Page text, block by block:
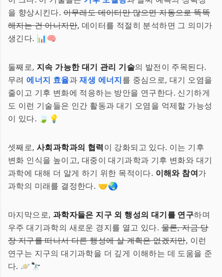
을 향상시킨다.아무래도 데이터만 많으면 자동으로 똑똑
해지는 건 아니지만, 데이터를 적절히 분석하면 그 의미가
생긴다. 📊🧠
둘째로, 지속 가능한 대기 관리 기술의 발전이 주목된다.
무려 에너지 효율과재생 에너지를 중심으로, 대기 오염을
줄이고 기후 변화에 적응하는 방안을 연구한다. 신기하게
도 이런 기술들은 인간 활동과 대기 오염을 억제할 가능성
이 있다. 🍃💡
셋째로, 사회과학과의 협력이 강화되고 있다. 이는 기후
변화 인식을 높이고, 대중이 대기과학과 기후 변화와 대기
과학에 대해 더 알게 하기 위한 목적이다. 이해와 참여가
과학의 미래를 결정한다. 🤝🌏
마지막으로, 과학자들은 지구 외 행성의 대기를 연구하며
우주 대기과학의 새로운 경지를 열고 있다.물론, 지금 당
장 지구를 떠나서 다른 행성에 살 계획은 없겠지만, 이런
연구는 지구의 대기과학을 더 깊게 이해하는 데 도움을 준
다. 🪐🔭